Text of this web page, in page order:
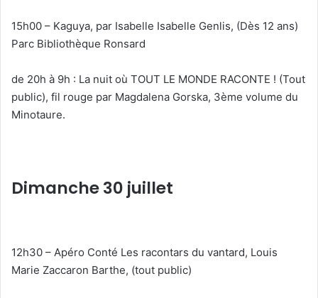
15h00 – Kaguya, par Isabelle Isabelle Genlis, (Dès 12 ans)
Parc Bibliothèque Ronsard
de 20h à 9h : La nuit où TOUT LE MONDE RACONTE ! (Tout
public), fil rouge par Magdalena Gorska, 3ème volume du
Minotaure.
Dimanche 30 juillet
12h30 – Apéro Conté Les racontars du vantard, Louis
Marie Zaccaron Barthe, (tout public)